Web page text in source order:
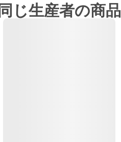
同じ生産者の商品